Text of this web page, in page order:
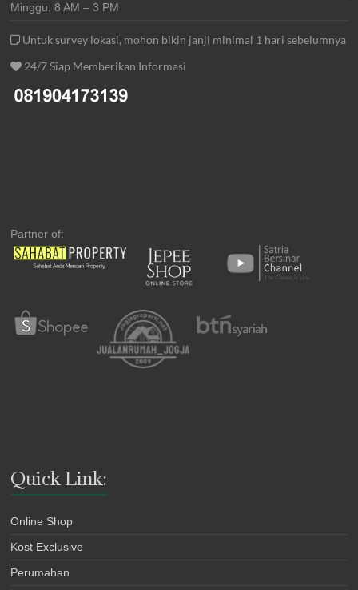
Minggu: 8 AM – 3 PM
Untuk survey lokasi, mohon bikin janji minimal 1 hari sebelumnya
24/7 Siap Memberikan Informasi
Partner of:
Quick Link:
Online Shop
Kost Exclusive
Perumahan